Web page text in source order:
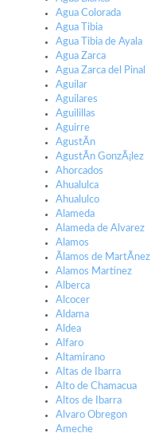
Agua Colorada
Agua Tibia
Agua Tibia de Ayala
Agua Zarca
Agua Zarca del Pinal
Aguilar
Aguilares
Aguilillas
Aguirre
AgustÃ­n
AgustÃ­n GonzÃ¡lez
Ahorcados
Ahualulca
Ahualulco
Alameda
Alameda de Alvarez
Alamos
Ãlamos de MartÃ­nez
Alamos Martinez
Alberca
Alcocer
Aldama
Aldea
Alfaro
Altamirano
Altas de Ibarra
Alto de Chamacua
Altos de Ibarra
Alvaro Obregon
Ameche